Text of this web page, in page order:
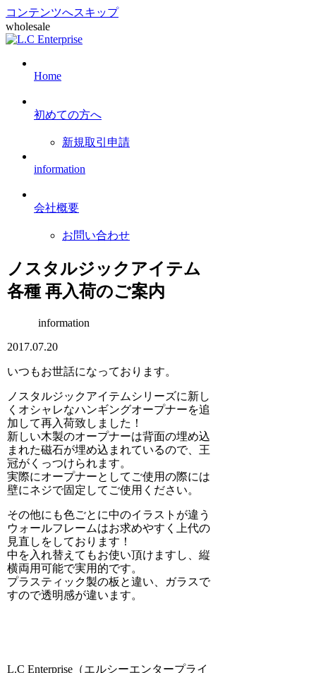
コンテンツへスキップ
wholesale
Home
初めての方へ
新規取引申請
information
会社概要
お問い合わせ
ノスタルジックアイテム
各種 再入荷のご案内
information
2017.07.20
いつもお世話になっております。
ノスタルジックアイテムシリーズに新し
くオシャレなハンギングオープナーを追
加して再入荷致しました！
新しい木製のオープナーは背面の埋め込
まれた磁石が埋め込まれているので、王
冠がくっつけられます。
実際にオープナーとしてご使用の際には
壁にネジで固定してご使用ください。
その他にも色ごとに中のイラストが違う
ウォールフレームはお求めやすく上代の
見直しをしております！
中を入れ替えてもお使い頂けますし、縦
横両用可能で実用的です。
プラスティック製の板と違い、ガラスで
すので透明感が違います。
L.C Enterprise（エルシーエンタープライ